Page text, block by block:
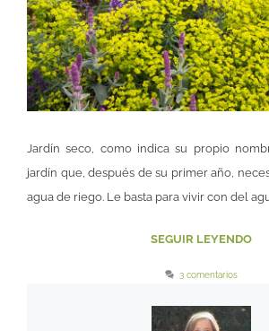
Jardín seco, como indica su propio
jardín que, después de su primer año,
agua de riego. Le basta para vivir con del
SEGUIR LEYENDO
3 comentarios